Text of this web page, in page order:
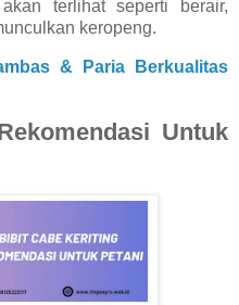
terlihat seperti berair,
keropeng.
& Paria Berkualitas
Untuk